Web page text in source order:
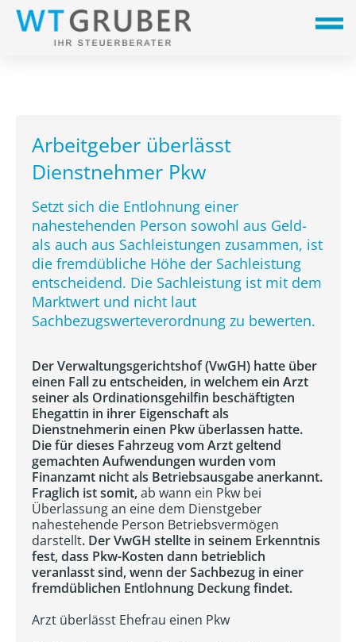
Arbeitgeber überlässt
Dienstnehmer Pkw
Setzt sich die Entlohnung einer
nahestehenden Person sowohl aus Geld-
als auch aus Sachleistungen zusammen, ist
die fremdübliche Höhe der Sachleistung
entscheidend. Die Sachleistung ist mit dem
Marktwert und nicht laut
Sachbezugswerteverordnung zu bewerten.
Der Verwaltungsgerichtshof (VwGH) hatte über
einen Fall zu entscheiden, in welchem ein Arzt
seiner als Ordinationsgehilfin beschäftigten
Ehegattin in ihrer Eigenschaft als
Dienstnehmerin einen Pkw überlassen hatte.
Die für dieses Fahrzeug vom Arzt geltend
gemachten Aufwendungen wurden vom
Finanzamt nicht als Betriebsausgabe anerkannt.
Fraglich ist somit,ab wann ein Pkw bei
Überlassung an eine dem Dienstgeber
nahestehende Person Betriebsvermögen
darstellt. Der VwGH stellte in seinem Erkenntnis
fest, dass Pkw-Kosten dann betrieblich
veranlasst sind, wenn der Sachbezug in einer
fremdüblichen Entlohnung Deckung findet.
Arzt überlässt Ehefrau einen Pkw